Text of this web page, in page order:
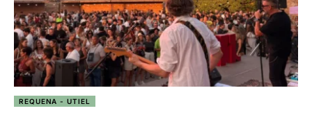
REQUENA - UTIEL